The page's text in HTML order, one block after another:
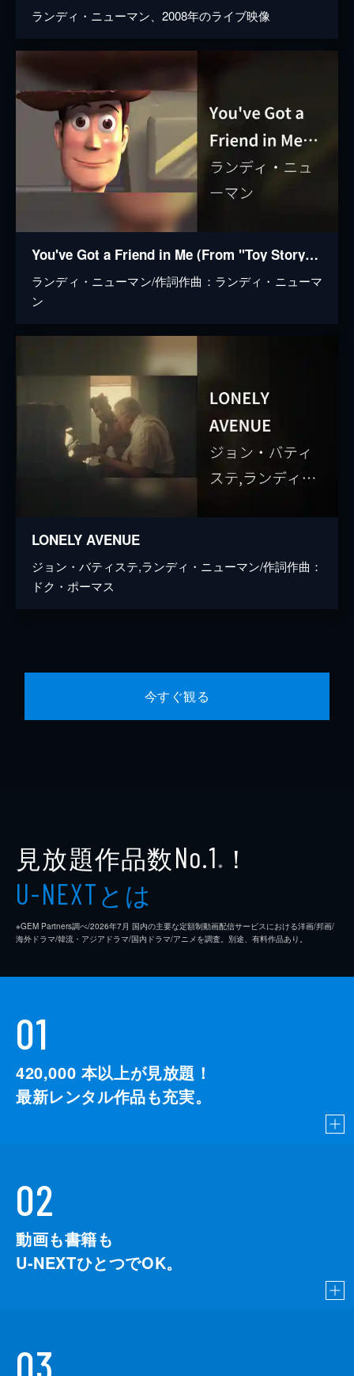
ランディ・ニューマン、2008年のライブ映像
You've Got a Friend in Me (From "Toy Story"/Alfred Montejano Hyper Remix)
ランディ・ニューマン/作詞作曲：ランディ・ニューマ
ン
LONELY AVENUE
ジョン・バティステ,ランディ・ニューマン/作詞作曲：
ドク・ポーマス
今すぐ観る
見放題作品数No.1 ※ ！
U-NEXTとは
※GEM Partners調べ/2026年7⽉ 国内の主要な定額制動画配信サービスにおける洋画/邦画/
海外ドラマ/韓流・アジアドラマ/国内ドラマ/アニメを調査。別途、有料作品あり。
01
420,000 本以上が見放題！
最新レンタル作品も充実。
02
動画も書籍も
U-NEXTひとつでOK。
03